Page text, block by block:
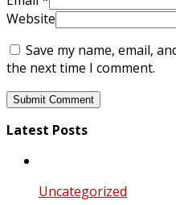
Website
Save my name, email,
the next time I comment.
Latest Posts
Uncategorized